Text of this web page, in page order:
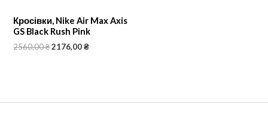
Кросівки, Nike Air Max Axis
GS Black Rush Pink
2560,00₴2176,00₴